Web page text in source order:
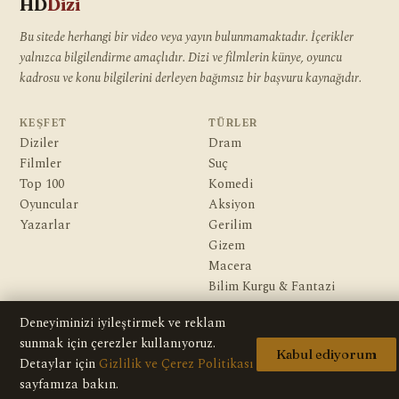
Bu sitede herhangi bir video veya yayın bulunmamaktadır. İçerikler
yalnızca bilgilendirme amaçlıdır. Dizi ve filmlerin künye, oyuncu
kadrosu ve konu bilgilerini derleyen bağımsız bir başvuru kaynağıdır.
KEŞFET
Diziler
Filmler
Top 100
Oyuncular
Yazarlar
TÜRLER
Dram
Suç
Komedi
Aksiyon
Gerilim
Gizem
Macera
Bilim Kurgu & Fantazi
KURUMSAL
Hakkımızda
Editoryal İlkeler
Veri Kaynakları
Deneyiminizi iyileştirmek ve reklam
sunmak için çerezler kullanıyoruz.
Detaylar için Gizlilik ve Çerez Politikası
sayfamıza bakın.
Kabul ediyorum